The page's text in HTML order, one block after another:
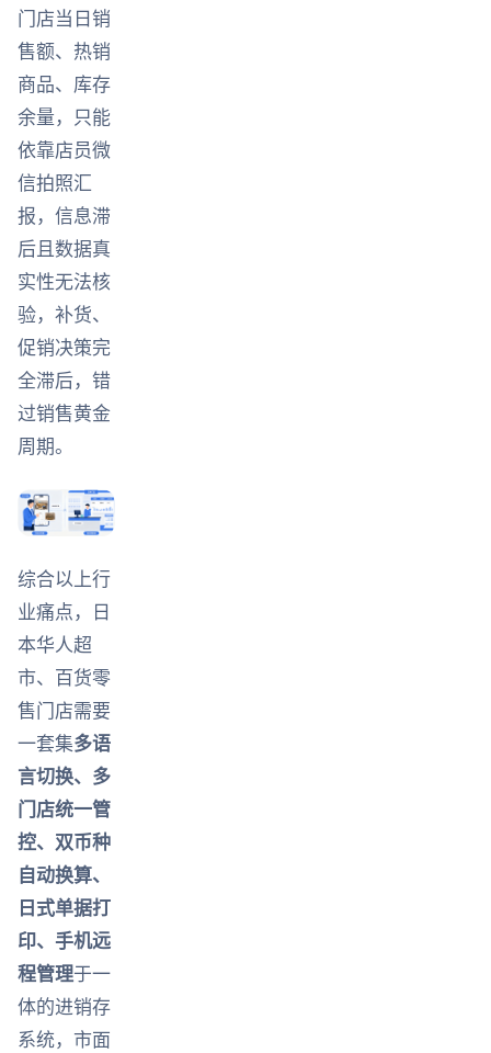
门店当日销
售额、热销
商品、库存
余量，只能
依靠店员微
信拍照汇
报，信息滞
后且数据真
实性无法核
验，补货、
促销决策完
全滞后，错
过销售黄金
周期。
综合以上行
业痛点，日
本华人超
市、百货零
售门店需要
一套集多语
言切换、多
门店统一管
控、双币种
自动换算、
日式单据打
印、手机远
程管理于一
体的进销存
系统，市面